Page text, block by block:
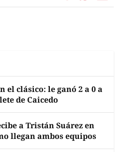
el clásico: le ganó 2 a 0 a
de Caicedo
a Tristán Suárez en
llegan ambos equipos